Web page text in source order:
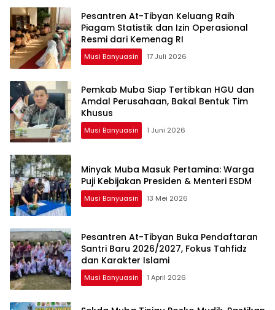
Pesantren At-Tibyan Keluang Raih
Piagam Statistik dan Izin Operasional
Resmi dari Kemenag RI
Musi Banyuasin 17 Juli 2026
Pemkab Muba Siap Tertibkan HGU dan
Amdal Perusahaan, Bakal Bentuk Tim
Khusus
Musi Banyuasin 1 Juni 2026
Minyak Muba Masuk Pertamina: Warga
Puji Kebijakan Presiden & Menteri ESDM
Musi Banyuasin 13 Mei 2026
Pesantren At-Tibyan Buka Pendaftaran
Santri Baru 2026/2027, Fokus Tahfidz
dan Karakter Islami
Musi Banyuasin 1 April 2026